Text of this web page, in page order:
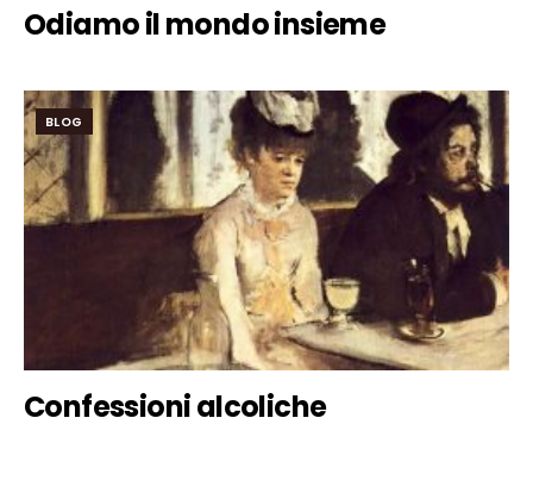
Odiamo il mondo insieme
BLOG
Confessioni alcoliche